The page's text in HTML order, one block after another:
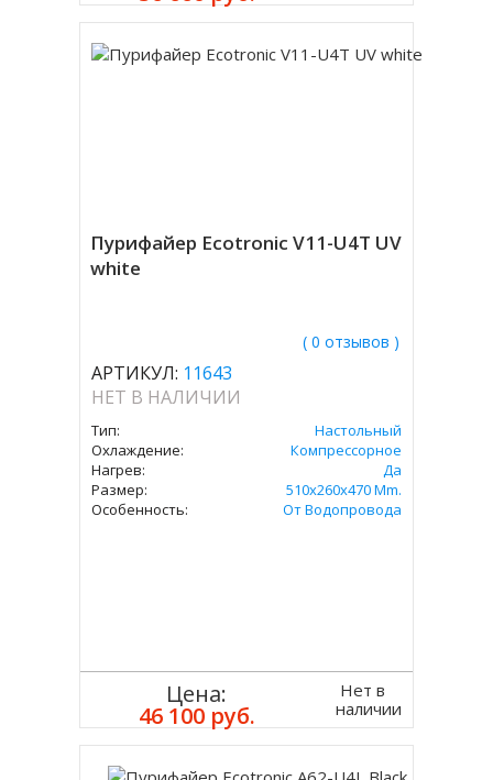
Пурифайер Ecotronic V11-U4T UV
white
( 0 отзывов )
АРТИКУЛ: 11643
НЕТ В НАЛИЧИИ
Тип:
Настольный
Охлаждение:
Компрессорное
Нагрев:
Да
Размер:
510x260x470 Mm.
Особенность:
От Водопровода
Цена:
46 100 руб.
Нет в
наличии